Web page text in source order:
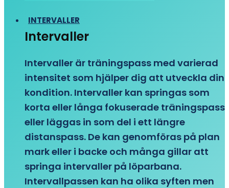
INTERVALLER
Intervaller
Intervaller är träningspass med varierad
intensitet som hjälper dig att utveckla din
kondition. Intervaller kan springas som
korta eller långa fokuserade träningspass
eller läggas in som del i ett längre
distanspass. De kan genomföras på plan
mark eller i backe och många gillar att
springa intervaller på löparbana.
Intervallpassen kan ha olika syften men